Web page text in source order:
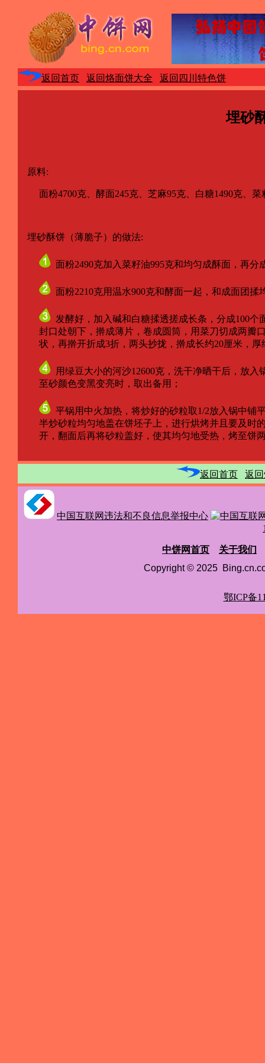
返回首页 返回烙面饼大全 返回四川特色饼
埋砂
原料:
面粉4700克、酵面245克、芝麻95克、白糖1490克、菜
埋砂酥饼（薄脆子）的做法:
面粉2490克加入菜籽油995克和均匀成酥面，再分
面粉2210克用温水900克和酵面一起，和成面团揉
发酵好，加入碱和白糖揉透搓成长条，分成100个
封口处朝下，擀成薄片，卷成圆筒，用菜刀切成两瓣
状，再擀开折成3折，两头抄拢，擀成长约20厘米，厚
用绿豆大小的河沙12600克，洗干净晒干后，放入
至砂颜色变黑变亮时，取出备用；
平锅用中火加热，将炒好的砂粒取1/2放入锅中铺
半炒砂粒均匀地盖在饼坯子上，进行烘烤并且要及时
开，翻面后再将砂粒盖好，使其均匀地受热，烤至饼
返回首页 返
中国互联网违法和不良信息举报中心
中饼网首页
关于我们
Copyright © 2025
鄂ICP备